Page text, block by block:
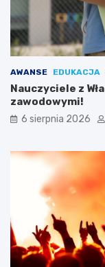
ł
a
s
ę
l
i
c
y
r
a
ż
e
i
ć
?
AWANSE EDUKACJA
Nauczyciele z
zawodowymi!
6 sierpnia 2026